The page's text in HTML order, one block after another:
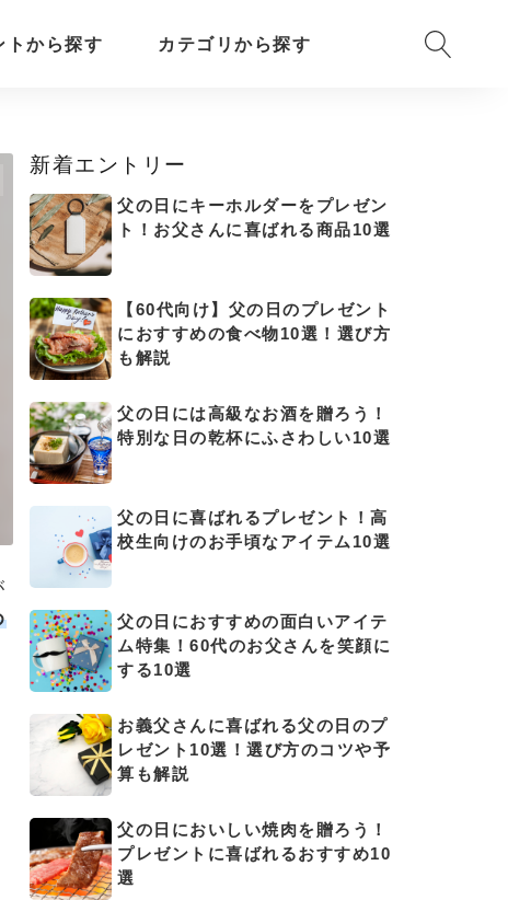
トから探す カテゴリから探す
新着エントリー
父の日にキーホルダーをプレゼン
ト！お父さんに喜ばれる商品10選
【60代向け】父の日のプレゼント
におすすめの食べ物10選！選び方
も解説
父の日には高級なお酒を贈ろう！
特別な日の乾杯にふさわしい10選
父の日に喜ばれるプレゼント！高
校生向けのお手頃なアイテム10選
父の日におすすめの面白いアイテ
ム特集！60代のお父さんを笑顔に
する10選
お義父さんに喜ばれる父の日のプ
レゼント10選！選び方のコツや予
算も解説
父の日においしい焼肉を贈ろう！
プレゼントに喜ばれるおすすめ10
選